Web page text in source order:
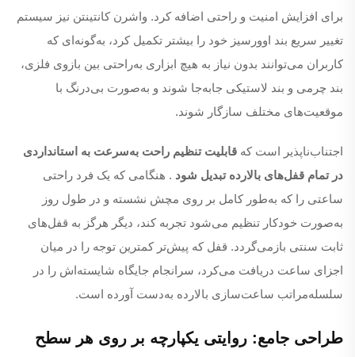
برای افزایش امنیت و راحتی اضافه کرد. واشرن کانتینتن نیز سیستم
تغییر سریع بند اوورسیز خود را بیشتر تکمیل کرد، به‌گونه‌ای که
کاربران می‌توانند بدون نیاز به هیچ ابزاری به‌راحتی بین بازوی فلزی،
بند چرمی و بند لاستیکی جابه‌جا شوند و به‌صورت بی‌درنگ با
موقعیت‌های مختلف سازگار شوند.
اجتناب‌ناپذیر است که قابلیت تنظیم راحت به‌سرعت به استانداردی
در تمام قفل‌های بالارده تبدیل شود . هنگامی که یک فرد راحتی
ساعتی را که به‌طور کامل بر روی مچش نشسته و در طول روز
به‌صورت خودکار تنظیم می‌شود تجربه کند، دیگر هرگز به قفل‌های
ثابت سنتی بازمی‌گردد. قفل که پیش‌تر کمترین توجه را در میان
اجزای ساعت دریافت می‌کرد، سرانجام جایگاه شایسته‌اش را در
سلسله‌مراتب ساعت‌سازی بالارده به‌دست آورده است.
طراحی جامع: روایتی یکپارچه بر روی هر سطح